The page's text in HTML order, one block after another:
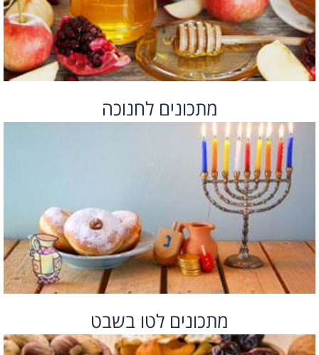
מתכונים לחנוכה
מתכונים לטו בשבט